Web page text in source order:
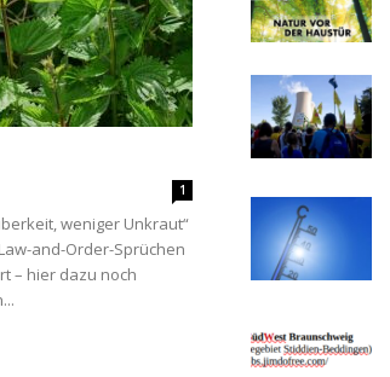
1
weniger Unkraut“
and-Order-Sprüchen
– hier dazu noch